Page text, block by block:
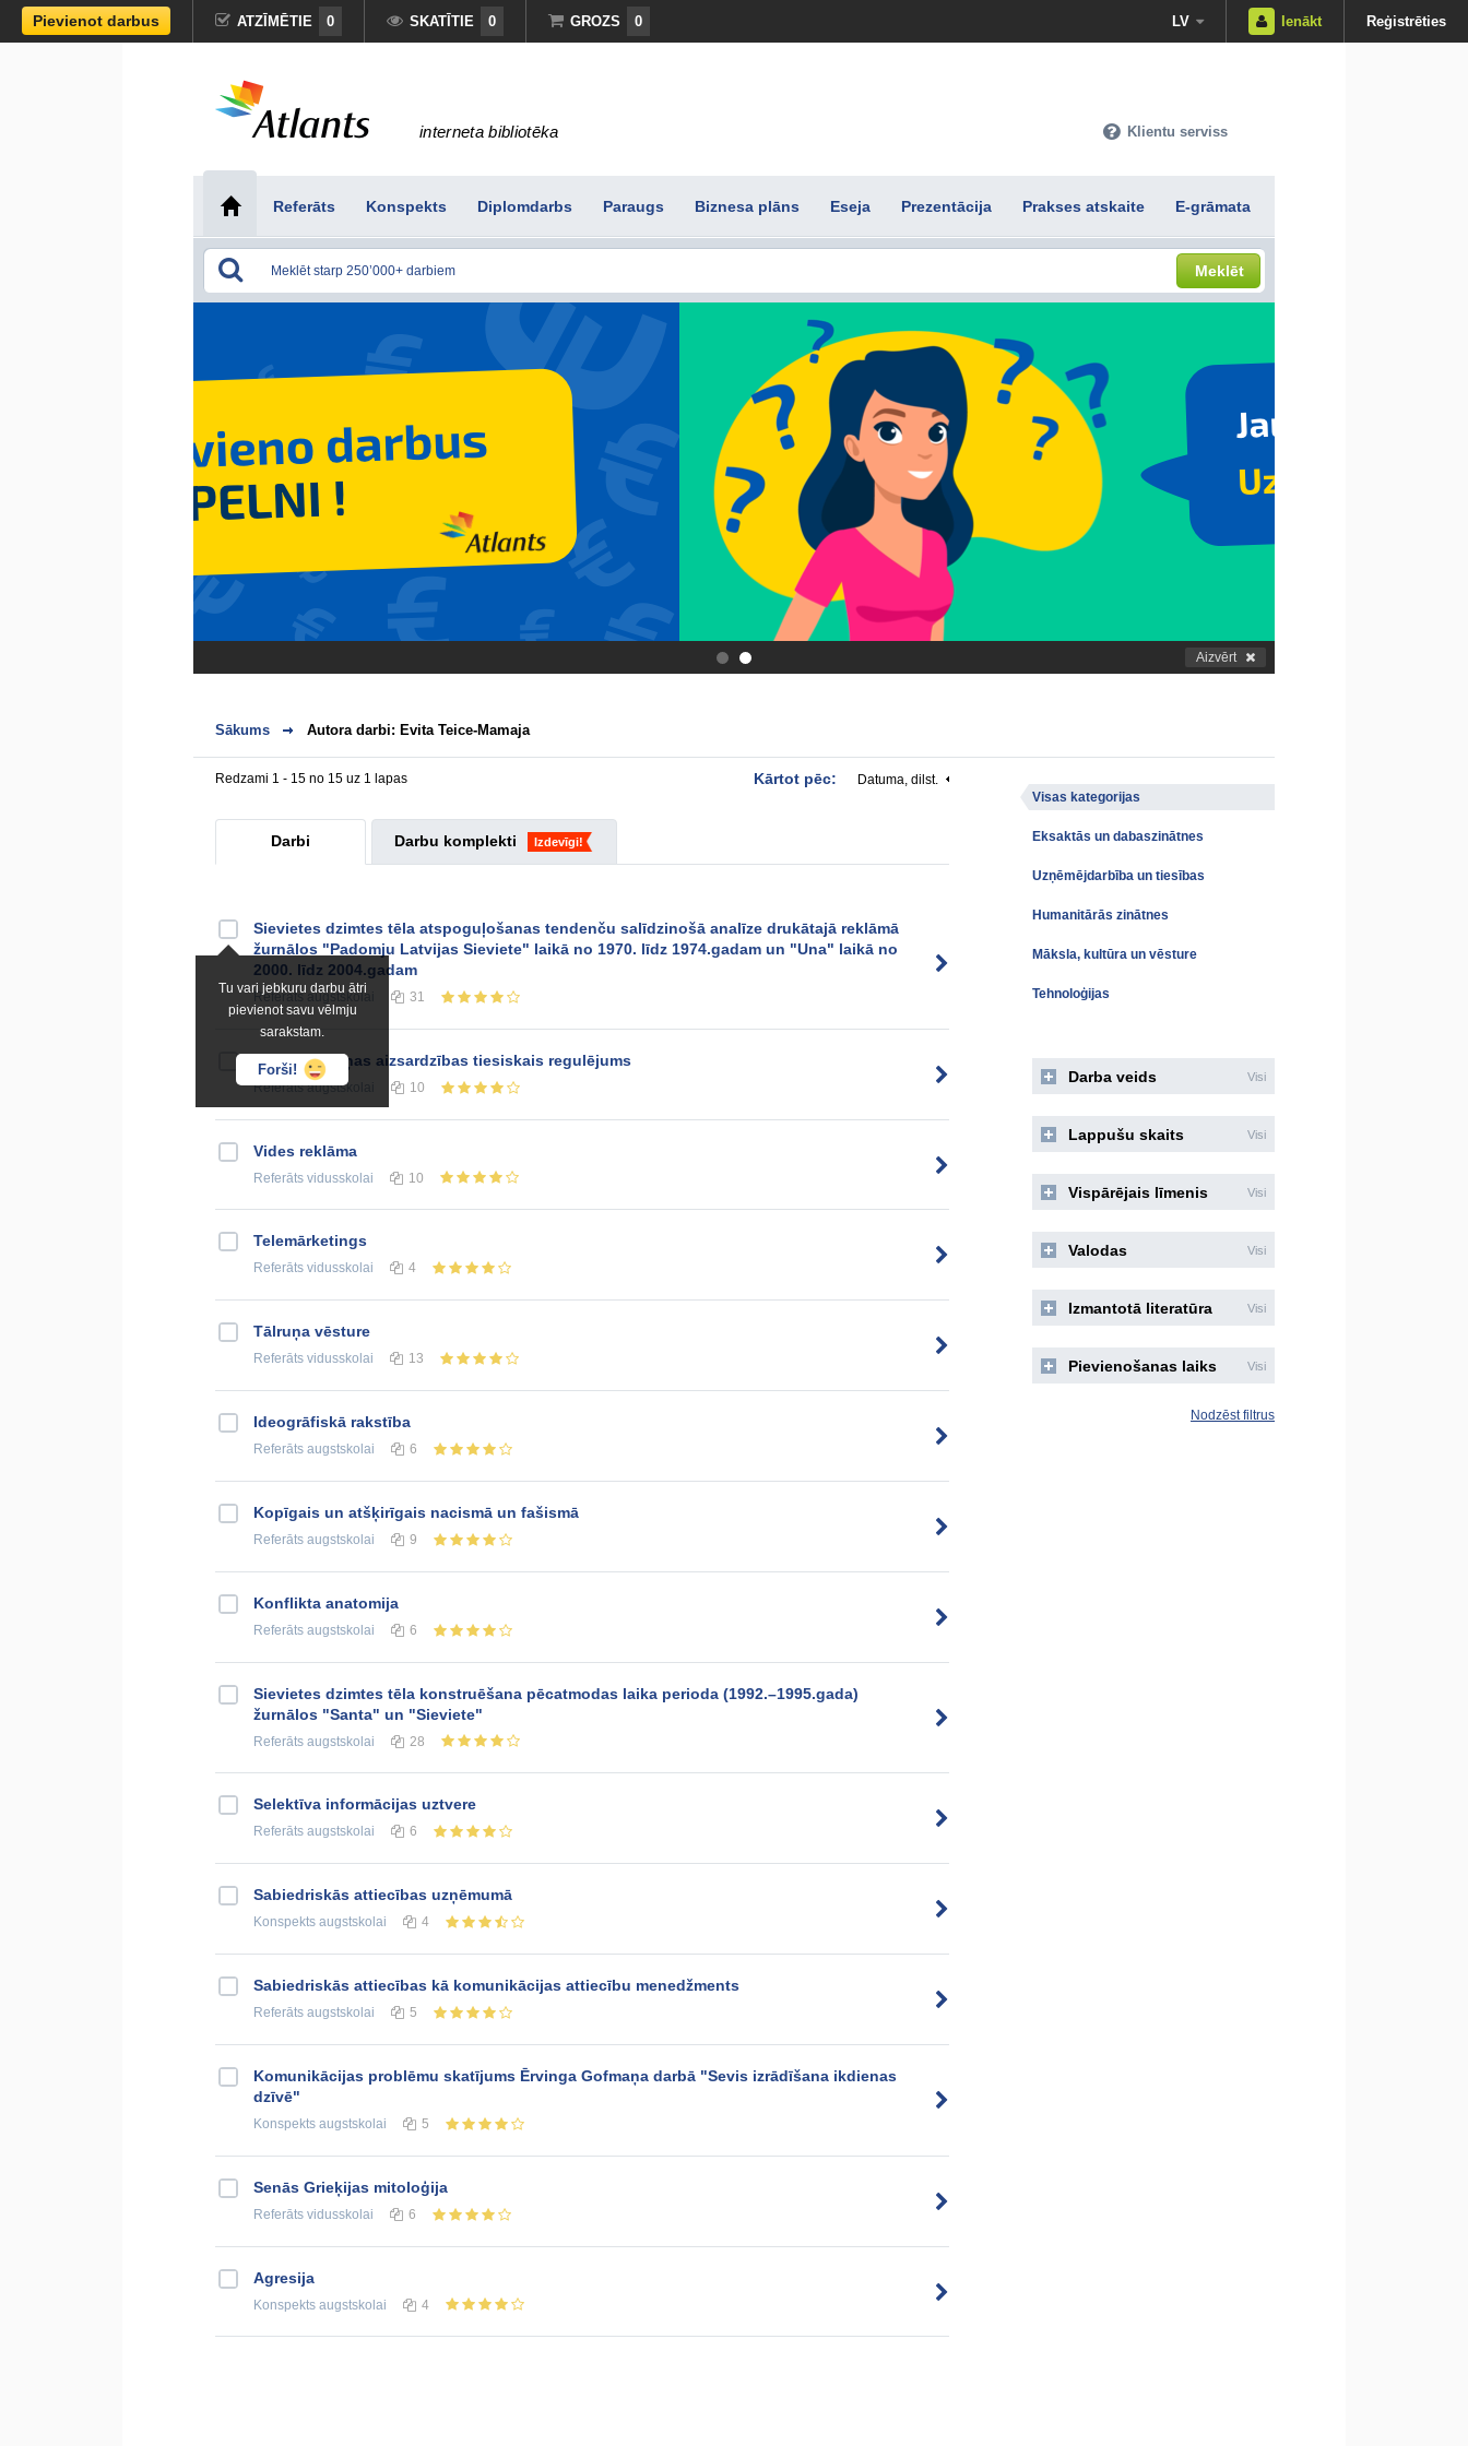
Pievienot darbus ATZĪMĒTIE 0 SKATĪTIE 0 GROZS 0 LV Ienākt Reģistrēties
interneta bibliotēka Klientu serviss
Referāts Konspekts Diplomdarbs Paraugs Biznesa plāns Eseja Prezentācija Prakses atskaite E-grāmata
Meklēt
. Aizvērt
Sākums Autora darbi: Evita Teice-Mamaja
Redzami 1 - 15 no 15 uz 1 lapas Kārtot pēc: Datuma, dilst.
Darbi Darbu komplekti Izdevīgi!
Tu vari jebkuru darbu ātri
pievienot savu vēlmju
sarakstam.
Forši!
Sievietes dzimtes tēla atspoguļošanas tendenču salīdzinošā analīze drukātajā reklāmā
žurnālos "Padomju Latvijas Sieviete" laikā no 1970. līdz 1974.gadam un "Una" laikā no
2000. līdz 2004.gadam
Referātsaugstskolai 31
Goda un cieņas aizsardzības tiesiskais regulējums
Referātsaugstskolai 10
Vides reklāma
Referāts vidusskolai 10
Telemārketings
Referāts vidusskolai 4
Tālruņa vēsture
Referāts vidusskolai 13
Ideogrāfiskā rakstība
Referāts augstskolai 6
Kopīgais un atšķirīgais nacismā un fašismā
Referāts augstskolai 9
Konflikta anatomija
Referāts augstskolai 6
Sievietes dzimtes tēla konstruēšana pēcatmodas laika perioda (1992.–1995.gada)
žurnālos "Santa" un "Sieviete"
Referāts augstskolai 28
Selektīva informācijas uztvere
Referāts augstskolai 6
Sabiedriskās attiecības uzņēmumā
Konspekts augstskolai 4
Sabiedriskās attiecības kā komunikācijas attiecību menedžments
Referāts augstskolai 5
Komunikācijas problēmu skatījums Ērvinga Gofmaņa darbā "Sevis izrādīšana ikdienas
dzīvē"
Konspekts augstskolai 5
Senās Grieķijas mitoloģija
Referāts vidusskolai 6
Agresija
Konspekts augstskolai 4
Visas kategorijas
Eksaktās un dabaszinātnes
Uzņēmējdarbība un tiesības
Humanitārās zinātnes
Māksla, kultūra un vēsture
Tehnoloģijas
Darba veids Visi
Lappušu skaits Visi
Vispārējais līmenis Visi
Valodas Visi
Izmantotā literatūra Visi
Pievienošanas laiks Visi
Nodzēst filtrus